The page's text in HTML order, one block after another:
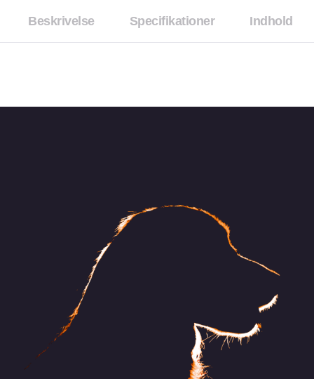
Beskrivelse Specifikationer Indhold